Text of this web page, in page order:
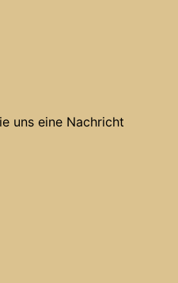
uns eine Nachricht